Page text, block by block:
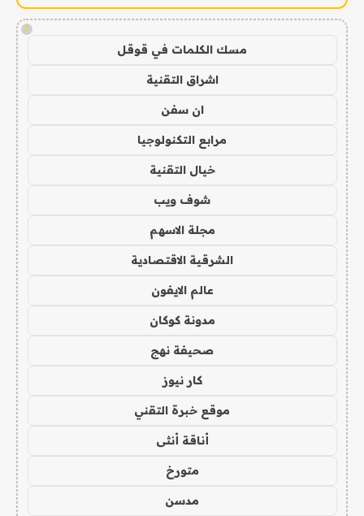
!
مسك الكلمات في قوقل
اشراق التقنية
ان سفن
مرابع التكنولوجيا
خيال التقنية
شوف ويب
مجلة الاسهم
الشرقية الاقتصادية
عالم الايفون
مدونة كوكان
صحيفة نهج
كار نيوز
موقع خبرة التقني
أناقة أنثى
متورخ
مدسن